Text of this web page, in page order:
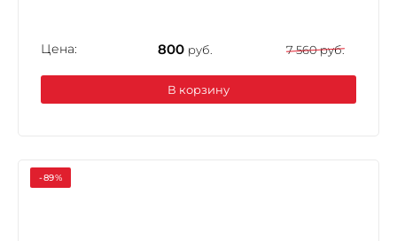
Цена: 800 руб. 7 560 руб.
В корзину
-89%